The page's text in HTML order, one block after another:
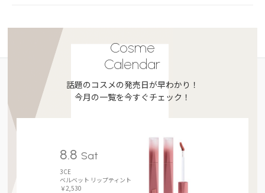
Cosme
Calendar
話題のコスメの発売日が早わかり！
今月の一覧を今すぐチェック！
8.8 Sat
3CE
ベルベット リップティント
￥2,530